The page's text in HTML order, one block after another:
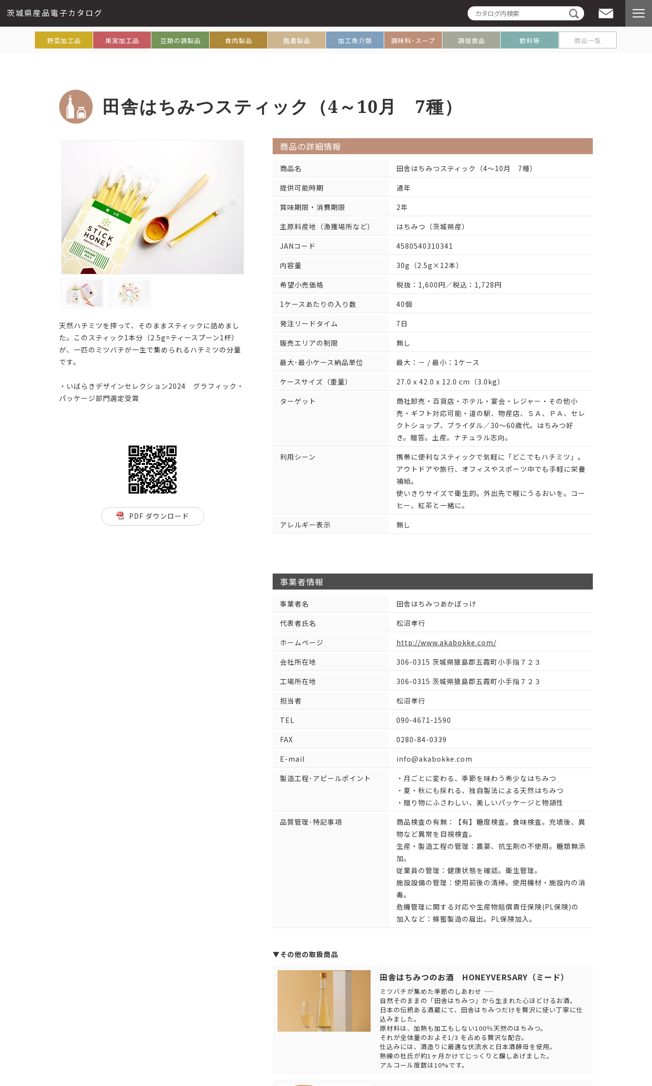
茨城県産品電子カタログ
田舎はちみつスティック（4～10月 7種）
天然ハチミツを搾って、そのままスティックに詰めまし
た。このスティック1本分（2.5g=ティースプーン1杯）
が、一匹のミツバチが一生で集められるハチミツの分量
です。
・いばらきデザインセレクション2024 グラフィック・
パッケージ部門選定受賞
PDF ダウンロード
商品の詳細情報
商品名
田舎はちみつスティック（4～10月 7種）
提供可能時期
通年
賞味期限・消費期限
2年
主原料産地（漁獲場所など）
はちみつ（茨城県産）
JANコード
4580540310341
内容量
30g（2.5g×12本）
希望小売価格
税抜：1,600円／税込：1,728円
1ケースあたりの入り数
40個
発注リードタイム
7日
販売エリアの制限
無し
最大･最小ケース納品単位
最大：－ / 最小：1ケース
ケースサイズ（重量）
27.0 x 42.0 x 12.0 cm（3.0kg）
ターゲット
商社卸売・百貨店・ホテル・宴会・レジャー・その他小
売・ギフト対応可能・道の駅、物産店、ＳＡ、ＰＡ、セレ
クトショップ、ブライダル／30～60歳代。はちみつ好
き。贈答。土産。ナチュラル志向。
利用シーン
携帯に便利なスティックで気軽に「どこでもハチミツ」。
アウトドアや旅行、オフィスやスポーツ中でも手軽に栄養
補給。
使いきりサイズで衛生的。外出先で喉にうるおいを。コー
ヒー、紅茶と一緒に。
アレルギー表示
無し
事業者情報
事業者名
田舎はちみつあかぼっけ
代表者氏名
松沼孝行
ホームページ
http://www.akabokke.com/
会社所在地
306-0315 茨城県猿島郡五霞町小手指７２３
工場所在地
306-0315 茨城県猿島郡五霞町小手指７２３
担当者
松沼孝行
TEL
090-4671-1590
FAX
0280-84-0339
E-mail
info@akabokke.com
製造工程･アピールポイント
・月ごとに変わる、季節を味わう希少なはちみつ
・夏・秋にも採れる、独自製法による天然はちみつ
・贈り物にふさわしい、美しいパッケージと物語性
品質管理･特記事項
商品検査の有無：【有】糖度検査。食味検査。充填後、異
物など異常を目視検査。
生産・製造工程の管理：農薬、抗生剤の不使用。糖類無添
加。
従業員の管理：健康状態を確認。衛生管理。
施設設備の管理：使用前後の清掃。使用機材・施設内の消
毒。
危機管理に関する対応や生産物賠償責任保険(PL保険)の
加入など：蜂蜜製造の届出。PL保険加入。
▼その他の取扱商品
田舎はちみつのお酒 HONEYVERSARY（ミード）
ミツバチが集めた季節のしあわせ ――
自然そのままの「田舎はちみつ」から生まれた心ほどけるお酒。
日本の伝統ある酒蔵にて、田舎はちみつだけを贅沢に使い丁寧に仕
込みました。
原材料は、加熱も加工もしない100％天然のはちみつ。
それが全体量のおよそ1/3 を占める贅沢な配合。
仕込みには、酒造りに最適な伏流水と日本酒酵母を使用。
熟練の杜氏が約1ヶ月かけてじっくりと醸しあげました。
アルコール度数は10%です。
野菜加工品 果実加工品 豆類の調製品 食肉製品 酪農製品 加工魚介類 調味料･スープ 調理食品 飲料等 商品一覧